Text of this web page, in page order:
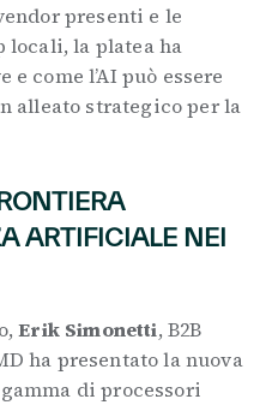
presenti e le
la platea ha
come l’AI può essere
alleato strategico per la
ARTIFICIALE NEI
Erik Simonetti, B2B
ha presentato la nuova
di processori